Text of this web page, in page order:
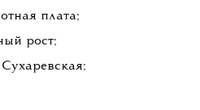
плата;
рост;